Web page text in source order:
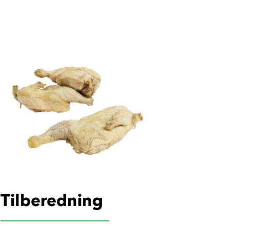
Tilberedning